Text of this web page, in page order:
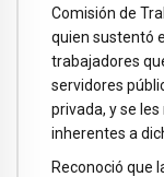
Comisión de
quien sustentó
trabajadores
servidores
privada, y se
inherentes a
Reconoció que